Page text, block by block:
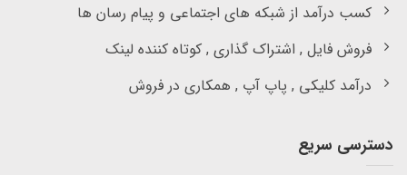
کسب درآمد از شبکه های اجتماعی و پیام رسان ها
فروش فایل , اشتراک گذاری , کوتاه کننده لینک
درآمد کلیکی , پاپ آپ , همکاری در فروش
دسترسی سریع